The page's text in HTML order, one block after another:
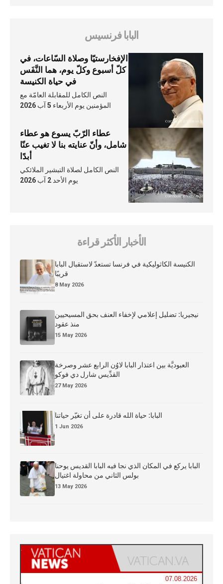
البابا فرنسيس
الإفخارستيّا وصلاة السّاعات، في
كلّ أسبوع وكلّ يوم، هما النَّفَس
في حياة الكنيسة
النص الكامل للمقابلة العامّة مع
المؤمنين يوم الأربعاء 5 آب 2026
عطاء الرّبّ يسوع هو عطاء
شامل، وأنّ عنايته بنا لا تغيب عنّا
أبدًا
النص الكامل لصلاة التبشير الملائكي
يوم الأحد 2 آب 2026
الأخبار الأكثر قراءة
الكنيسة الكاثوليكية في فرنسا تستعدّ لاستقبال البابا
قريبًا
8 May 2026
نيجيريا: تضليل إعلامي لإخفاء العنف بحق المسيحيين
منذ عقود
15 May 2026
العبوديَّة بين اعتذار البابا لاوُن الرابع عشر وصرخة
القدِّيس شارل دي فوكو
27 May 2026
البابا: حياة الله قادرة على أن تغيّر حياتنا
1 Jun 2026
البابا يركع في المكان الذي نجا فيه البابا القديس يوحنا
بولس الثاني من محاولة اغتيال
13 May 2026
07.08.2026